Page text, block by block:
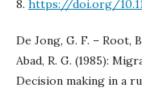
8. https://doi.org/
De Jong, G. F. – Root,
Abad, R. G. (1985):
Decision making in a